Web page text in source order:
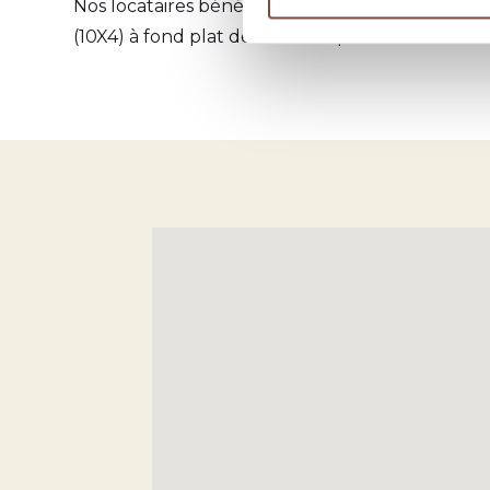
Nos locataires bénéficient d'un
(10X4) à fond plat de 1.50m de profondeur et